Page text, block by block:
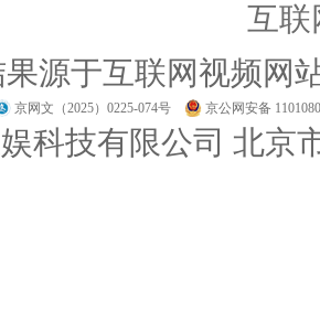
互联
源于互联网视频网
京网文（2025）0225-074号 京公网安备
科技有限公司 北京